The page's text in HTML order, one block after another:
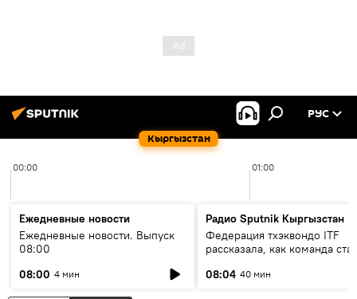
Кыргызстан
РУС
00:00 01:00
Ежедневные новости
Ежедневные новости. Выпуск
08:00
08:00 4 мин
Радио Sputnik Кыргызстан
Федерация тхэквондо ITF
рассказала, как команда
08:04 40 мин